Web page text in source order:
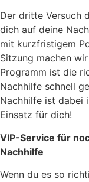
Der dritte Versuch
dich auf deine
mit kurzfristigem
Sitzung machen
Programm ist die
Nachhilfe schnell
Nachhilfe ist dabei
Einsatz für dich!
VIP-Service für
Nachhilfe
Wenn du es so